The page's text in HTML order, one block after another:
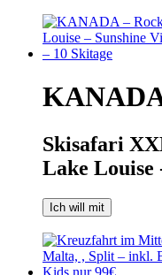
Skisafari
Lake Louise
Ich will mit